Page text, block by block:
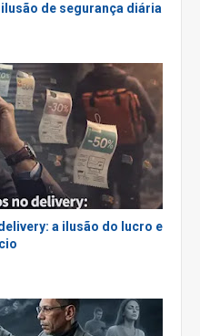
de segurança diária
a ilusão do lucro e